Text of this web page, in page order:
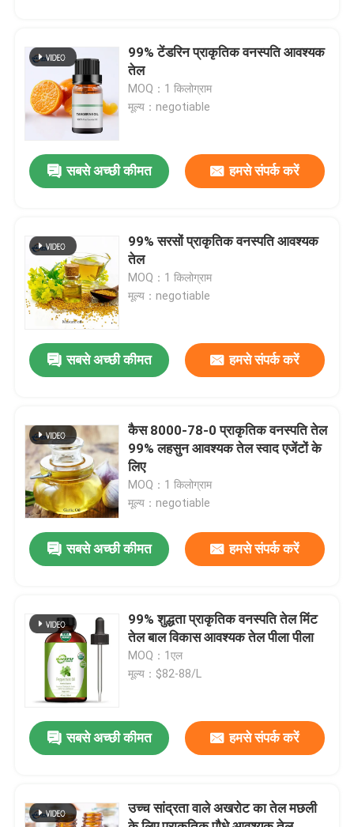
घर
वीडियो
वी.आर. शो
हमारे बारे में
कारखाने का दौरा
गुणवत्ता नियंत्रण
हमसे संपर्क करें
खाद्य पदार्थों के स्वाद
99% टेंडरिन प्राकृतिक वनस्पति आवश्यक
तेल
MOQ：1 किलोग्राम
मूल्य：negotiable
सबसे अच्छी कीमत हमसे संपर्क करें
99% सरसों प्राकृतिक वनस्पति आवश्यक
तेल
MOQ：1 किलोग्राम
मूल्य：negotiable
सबसे अच्छी कीमत हमसे संपर्क करें
कैस 8000-78-0 प्राकृतिक वनस्पति तेल
99% लहसुन आवश्यक तेल स्वाद एजेंटों के
लिए
MOQ：1 किलोग्राम
मूल्य：negotiable
सबसे अच्छी कीमत हमसे संपर्क करें
99% शुद्धता प्राकृतिक वनस्पति तेल मिंट
तेल बाल विकास आवश्यक तेल पीला पीला
MOQ：1एल
मूल्य：$82-88/L
सबसे अच्छी कीमत हमसे संपर्क करें
उच्च सांद्रता वाले अखरोट का तेल मछली